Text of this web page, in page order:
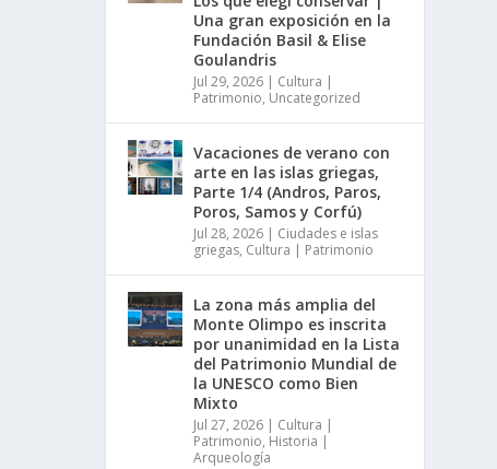
Una gran exposición en la
Fundación Basil & Elise
Goulandris
Jul 29, 2026 | Cultura |
Patrimonio, Uncategorized
Vacaciones de verano con
arte en las islas griegas,
Parte 1/4 (Andros, Paros,
Poros, Samos y Corfú)
Jul 28, 2026 | Ciudades e islas
griegas, Cultura | Patrimonio
La zona más amplia del
Monte Olimpo es inscrita
por unanimidad en la Lista
del Patrimonio Mundial de
la UNESCO como Bien
Mixto
Jul 27, 2026 | Cultura |
Patrimonio, Historia |
Arqueología